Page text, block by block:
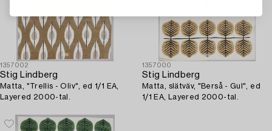
1357002
Stig Lindberg
Matta, "Trellis - Oliv", ed 1/1 EA,
Layered 2000-tal.
1357000
Stig Lindberg
Matta, slätväv, "Berså - Gul", ed
1/1 EA, Layered 2000-tal.